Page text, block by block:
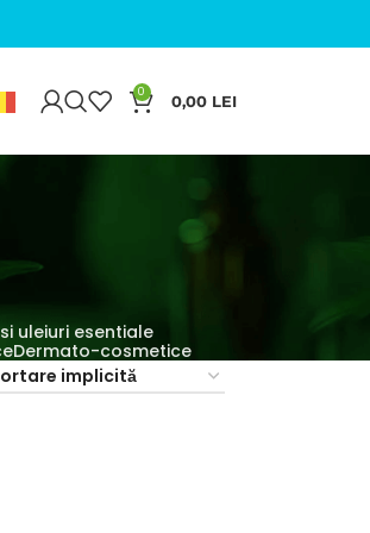
0 0,00 LEI
uleiuri esentiale
Dermato-cosmetice